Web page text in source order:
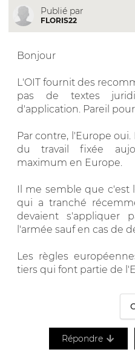
Publié par
FLORIS22
Bonjour
L'OIT fournit des
pas de textes
d'application. Pareil pour
Par contre, l'Europe
du travail fixée
maximum en Europe.
Il me semble que c'est
qui a tranché
devaient s'appliquer
l'armée sauf en cas de
Les règles
tiers qui font partie de
Répondre